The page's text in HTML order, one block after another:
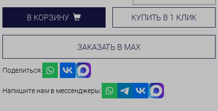
В КОРЗИНУ КУПИТЬ В 1 КЛИК
ЗАКАЗАТЬ В MAX
Поделиться:
Напишите нам в мессенджеры: